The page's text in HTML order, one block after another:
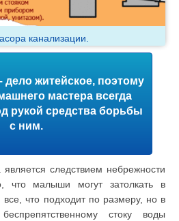
канализации.
дело житейское, поэтому
мастера всегда
рукой средства борьбы
с ним.
следствием небрежности
что малыши могут затолкать в
все, что подходит по размеру, но в
стоку воды